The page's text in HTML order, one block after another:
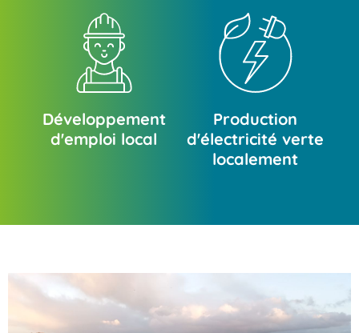
Développement
d'emploi local
Production
d'électricité verte
localement